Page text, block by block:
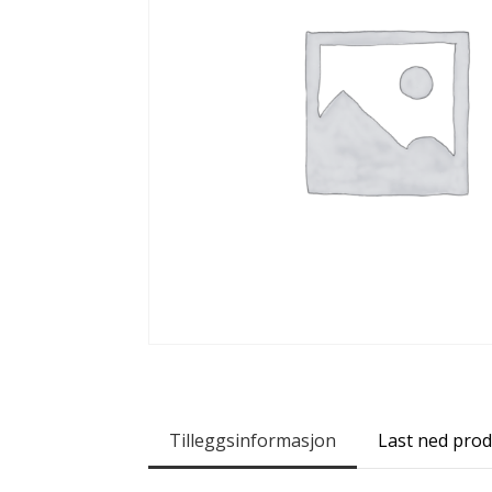
Tilleggsinformasjon Last ned